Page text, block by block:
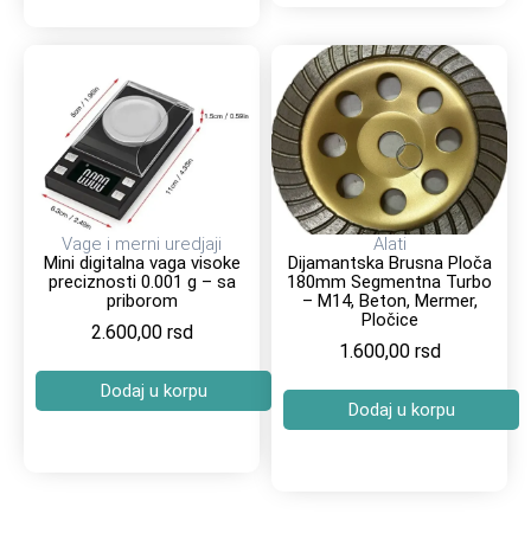
Vage i merni uredjaji
Mini digitalna vaga visoke
preciznosti 0.001 g – sa
priborom
2.600,00 rsd
Dodaj u korpu
Alati
Dijamantska Brusna Ploča
180mm Segmentna Turbo
– M14, Beton, Mermer,
Pločice
1.600,00 rsd
Dodaj u korpu